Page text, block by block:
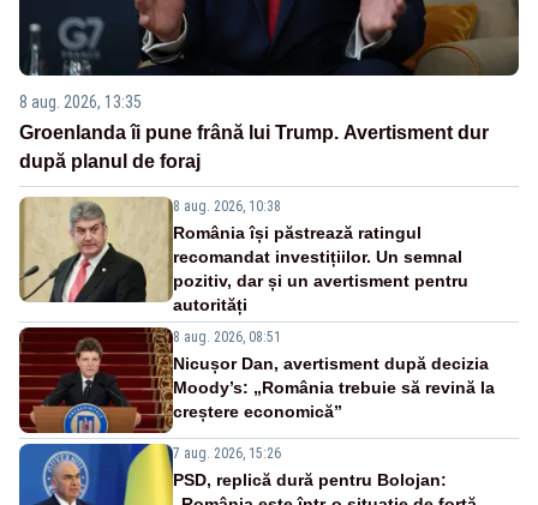
8 aug. 2026, 13:35
Groenlanda îi pune frână lui Trump. Avertisment dur
după planul de foraj
8 aug. 2026, 10:38
România își păstrează ratingul
recomandat investițiilor. Un semnal
pozitiv, dar și un avertisment pentru
autorități
8 aug. 2026, 08:51
Nicușor Dan, avertisment după decizia
Moody’s: „România trebuie să revină la
creștere economică”
7 aug. 2026, 15:26
PSD, replică dură pentru Bolojan: